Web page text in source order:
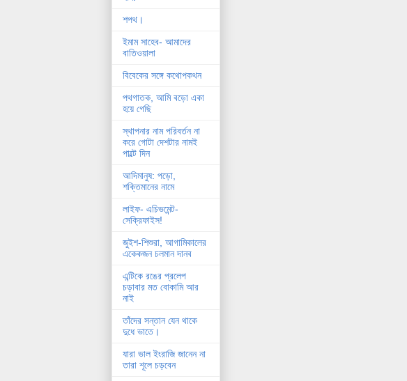
শপথ।
ইমাম সাহেব- আমাদের
বাতিওয়ালা
বিবেকের সঙ্গে কথোপকথন
পথগাতক, আমি বড়ো একা
হয়ে গেছি
স্থাপনার নাম পরিবর্তন না
করে গোটা দেশটার নামই
পাল্টে দিন
আদিমানুষ: পড়ো,
শক্তিমানের নামে
লাইফ- এচিভমেন্ট-
সেক্রিফাইস!
জুইশ-শিশুরা, আগামিকালের
একেকজন চলমান দানব
এন্টিকে রঙের প্রলেপ
চড়াবার মত বোকামি আর
নাই
তাঁদের সন্তান যেন থাকে
দুধে ভাতে।
যারা ভাল ইংরাজি জানেন না
তারা শূলে চড়বেন